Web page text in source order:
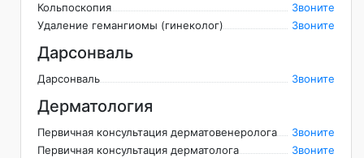
Кольпоскопия
Звоните
Удаление гемангиомы (гинеколог)
Звоните
Дарсонваль
Дарсонваль Звоните
Дерматология
Первичная консультация дерматовенеролога
Звоните
Первичная консультация дерматолога
Звоните